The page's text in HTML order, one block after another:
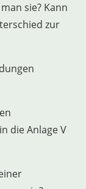
sie? Kann
zur
die Anlage V